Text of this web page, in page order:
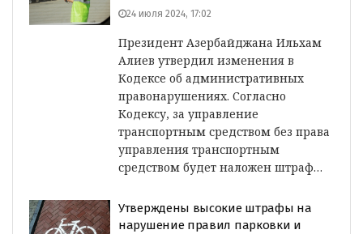
24 июля 2024, 17:02
Президент Азербайджана Ильхам
Алиев утвердил изменения в
Кодексе об административных
правонарушениях. Согласно
Кодексу, за управление
транспортным средством без права
управления транспортным
средством будет наложен штраф…
Утверждены высокие штрафы на
нарушение правил парковки и